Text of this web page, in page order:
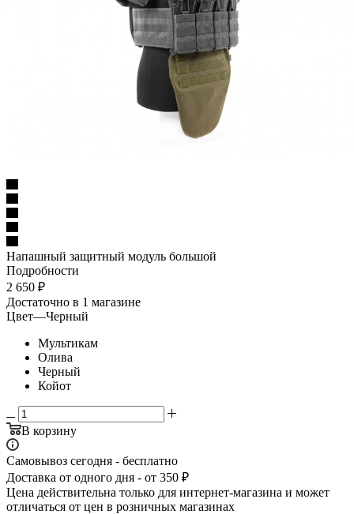
Напашный защитный модуль большой
Подробности
2 650 ₽
Достаточно в 1 магазине
Цвет—Черный
Мультикам
Олива
Черный
Койот
В корзину
Самовывоз сегодня - бесплатно
Доставка от одного дня - от 350 ₽
Цена действительна только для интернет-магазина и может
отличаться от цен в розничных магазинах